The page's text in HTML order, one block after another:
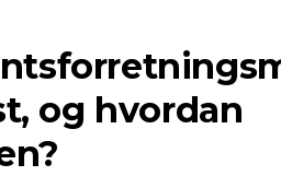
og hvordan